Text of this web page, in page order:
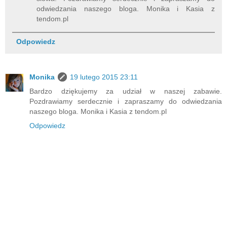
odwiedzania naszego bloga. Monika i Kasia z
tendom.pl
Odpowiedz
Monika
19 lutego 2015 23:11
Bardzo dziękujemy za udział w naszej zabawie.
Pozdrawiamy serdecznie i zapraszamy do odwiedzania
naszego bloga. Monika i Kasia z tendom.pl
Odpowiedz